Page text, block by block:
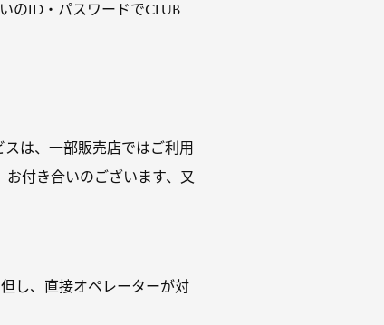
のID・パスワードでCLUB
は、一部販売店ではご利用
付き合いのございます、又
し、直接オペレーターが対